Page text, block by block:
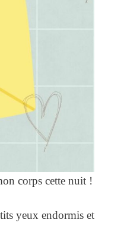
corps cette nuit !
yeux endormis et